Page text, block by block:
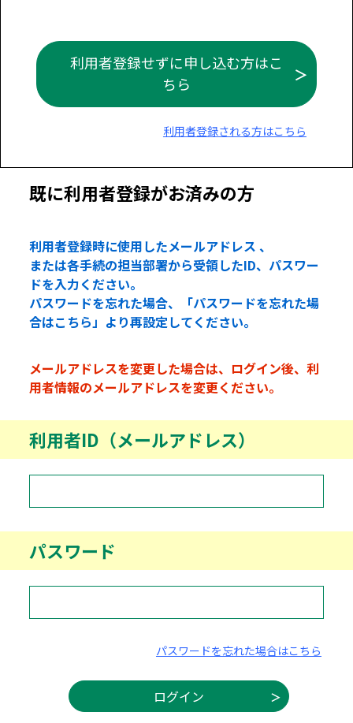
利用者登録せずに申し込む方はこ
ちら
利用者登録される方はこちら
既に利用者登録がお済みの方
利用者登録時に使用したメールアドレス 、
または各手続の担当部署から受領したID、パスワー
ドを入力ください。
パスワードを忘れた場合、「パスワードを忘れた場
合はこちら」より再設定してください。
メールアドレスを変更した場合は、ログイン後、利
用者情報のメールアドレスを変更ください。
利用者ID（メールアドレス）
パスワード
パスワードを忘れた場合はこちら